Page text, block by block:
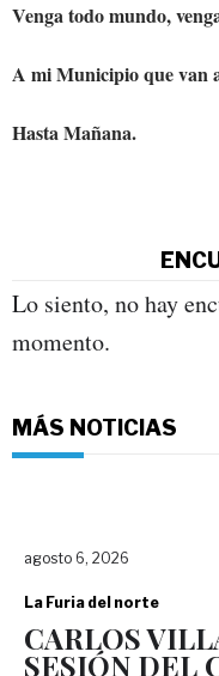
Venga todo mundo,
A mi Municipio que van
Hasta Mañana.
Lo siento, no hay
momento.
MÁS NOTICIAS
agosto 6, 2026
La Furia del norte
CARLOS
SESIÓN DEL